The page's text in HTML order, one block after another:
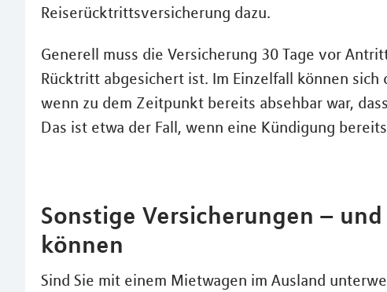
Reiserücktrittsversicherung dazu.
Generell muss die Versicherung 30 Tage vor
Rücktritt abgesichert ist. Im Einzelfall können
wenn zu dem Zeitpunkt bereits absehbar war,
Das ist etwa der Fall, wenn eine Kündigung
Sonstige Versicherungen –
können
Sind Sie mit einem Mietwagen im Ausland